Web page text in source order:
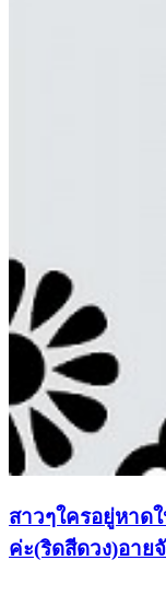
สาวๆใครอยู่หาด
ค่ะ(ริดสีดวง)อายจั